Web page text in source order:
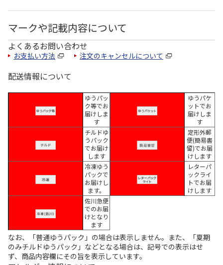
マークや記載内容について
よくあるお問い合わせ
お支払い方法 注文のキャンセルについて
配送情報について
ゆうパッ
ク等でお
届けしま
す
ゆうパケ
ットでお
届けしま
す
チルドゆ
うパック
でお届け
します
定形外郵
便(簡易書
留)でお届
けします
冷凍ゆう
パックで
お届けし
ます。
レターパ
ックライ
トでお届
けします
佐川急便
でのお届
けとなり
ます
なお、「普通ゆうパック」の場合は表示しません。また、「夏期
のみチルドゆうパック」などとなる場合は、記号での表示はせ
ず、商品内容欄にその旨を表示しています。